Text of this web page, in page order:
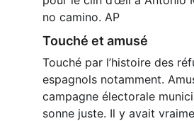
no camino. AP
Touché et amusé
Touché par l’histoire des
espagnols notamment.
campagne électorale
sonne juste. Il y avait